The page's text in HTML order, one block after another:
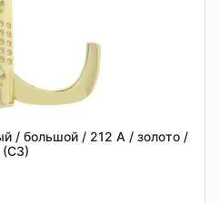
/ большой / 212 А / золото /
(СЗ)